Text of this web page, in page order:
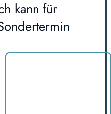
kann für